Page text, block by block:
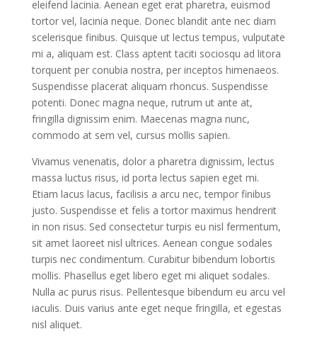
eleifend lacinia. Aenean eget erat pharetra, euismod
tortor vel, lacinia neque. Donec blandit ante nec diam
scelerisque finibus. Quisque ut lectus tempus, vulputate
mi a, aliquam est. Class aptent taciti sociosqu ad litora
torquent per conubia nostra, per inceptos himenaeos.
Suspendisse placerat aliquam rhoncus. Suspendisse
potenti. Donec magna neque, rutrum ut ante at,
fringilla dignissim enim. Maecenas magna nunc,
commodo at sem vel, cursus mollis sapien.
Vivamus venenatis, dolor a pharetra dignissim, lectus
massa luctus risus, id porta lectus sapien eget mi.
Etiam lacus lacus, facilisis a arcu nec, tempor finibus
justo. Suspendisse et felis a tortor maximus hendrerit
in non risus. Sed consectetur turpis eu nisl fermentum,
sit amet laoreet nisl ultrices. Aenean congue sodales
turpis nec condimentum. Curabitur bibendum lobortis
mollis. Phasellus eget libero eget mi aliquet sodales.
Nulla ac purus risus. Pellentesque bibendum eu arcu vel
iaculis. Duis varius ante eget neque fringilla, et egestas
nisl aliquet.